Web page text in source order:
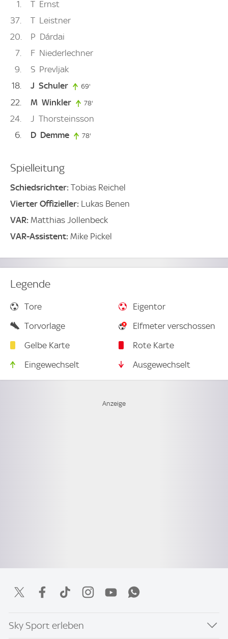
1 T Ernst
37
T Leistner
20
P Dárdai
7
F Niederlechner
9
S Prevljak
18
J Schuler 69'
22 M Winkler 78'
24 J Thorsteinsson
6
D Demme 78'
Spielleitung
Schiedsrichter: Tobias Reichel
Vierter Offizieller: Lukas Benen
VAR: Matthias Jollenbeck
VAR-Assistent: Mike Pickel
Legende
Tore
Eigentor
Torvorlage
Elfmeter verschossen
Gelbe Karte
Rote Karte
Eingewechselt
Ausgewechselt
Sky Sport erleben